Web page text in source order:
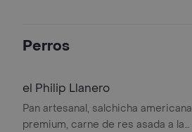
Perros
el Philip Llanero
Pan artesanal, salchicha americana
premium, carne de res asada a la